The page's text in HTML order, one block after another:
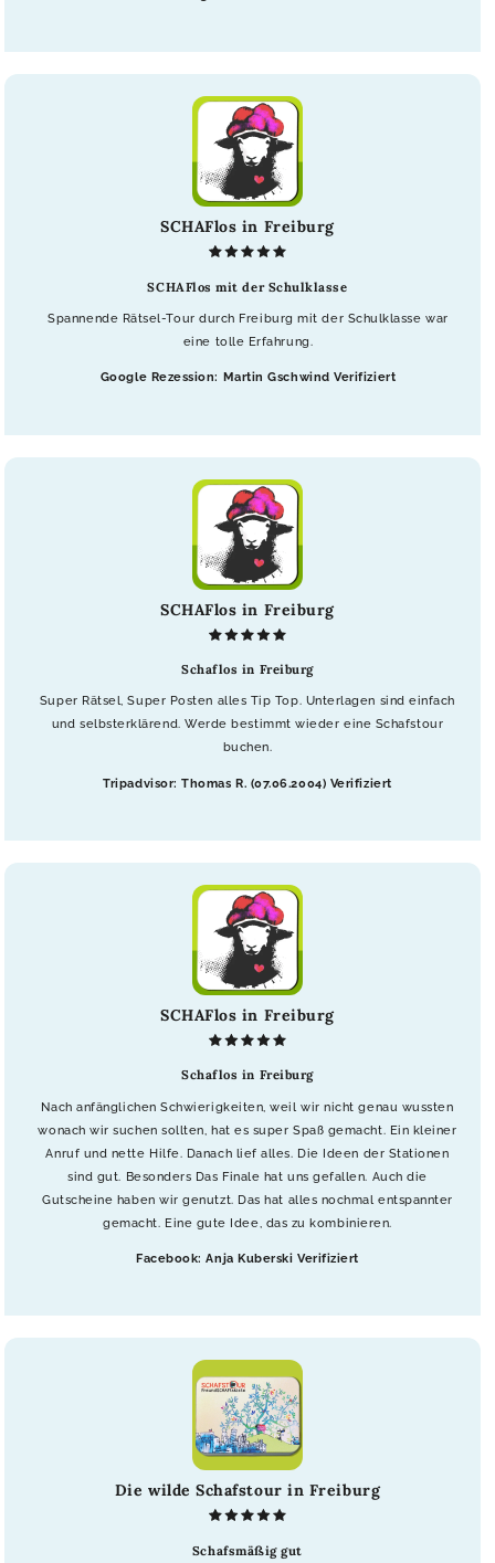
SCHAFlos in Freiburg
SCHAFlos mit der Schulklasse
Spannende Rätsel-Tour durch Freiburg mit der Schulklasse war
eine tolle Erfahrung.
Google Rezession: Martin Gschwind Verifiziert
SCHAFlos in Freiburg
Schaflos in Freiburg
Super Rätsel, Super Posten alles Tip Top. Unterlagen sind einfach
und selbsterklärend. Werde bestimmt wieder eine Schafstour
buchen.
Tripadvisor: Thomas R. (07.06.2004) Verifiziert
SCHAFlos in Freiburg
Schaflos in Freiburg
Nach anfänglichen Schwierigkeiten, weil wir nicht genau wussten
wonach wir suchen sollten, hat es super Spaß gemacht. Ein kleiner
Anruf und nette Hilfe. Danach lief alles. Die Ideen der Stationen
sind gut. Besonders Das Finale hat uns gefallen. Auch die
Gutscheine haben wir genutzt. Das hat alles nochmal entspannter
gemacht. Eine gute Idee, das zu kombinieren.
Facebook: Anja Kuberski Verifiziert
Die wilde Schafstour in Freiburg
Schafsmäßig gut